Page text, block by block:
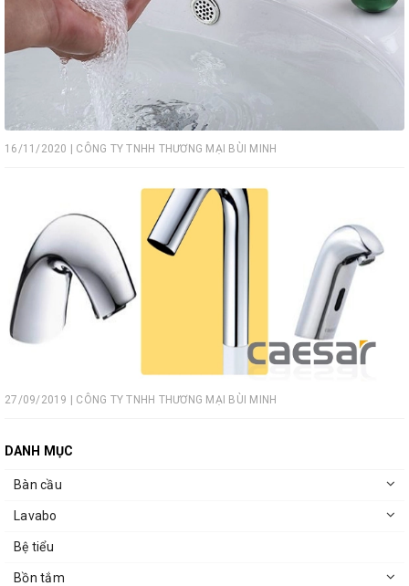
16/11/2020 | CÔNG TY TNHH THƯƠNG MẠI BÙI MINH
27/09/2019 | CÔNG TY TNHH THƯƠNG MẠI BÙI MINH
DANH MỤC
Bàn cầu
Lavabo
Bệ tiểu
Bồn tắm